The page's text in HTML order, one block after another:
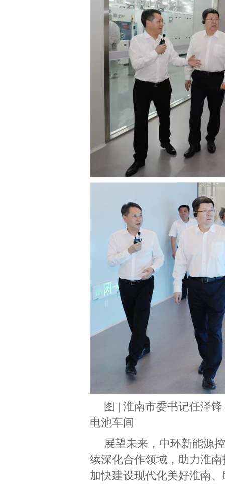
图 | 淮南市委书记任泽
电池车间
展望未来，中环新能源
续深化合作领域，助力淮
加快建设现代化美好淮南